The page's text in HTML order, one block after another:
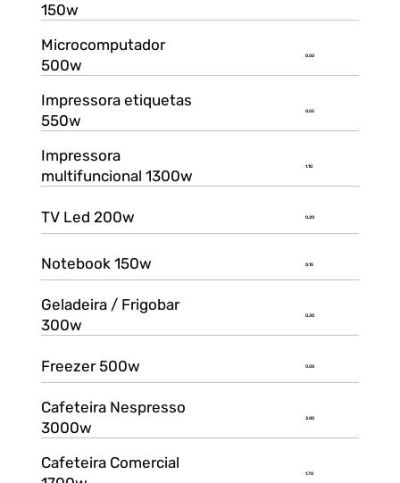
150w
Microcomputador
500w
0.50
Impressora etiquetas
550w
0.55
Impressora
multifuncional 1300w
1.10
TV Led 200w 0.20
Notebook 150w 0.15
Geladeira / Frigobar
300w
0.30
Freezer 500w 0.50
Cafeteira Nespresso
3000w
3.00
Cafeteira Comercial
1.70